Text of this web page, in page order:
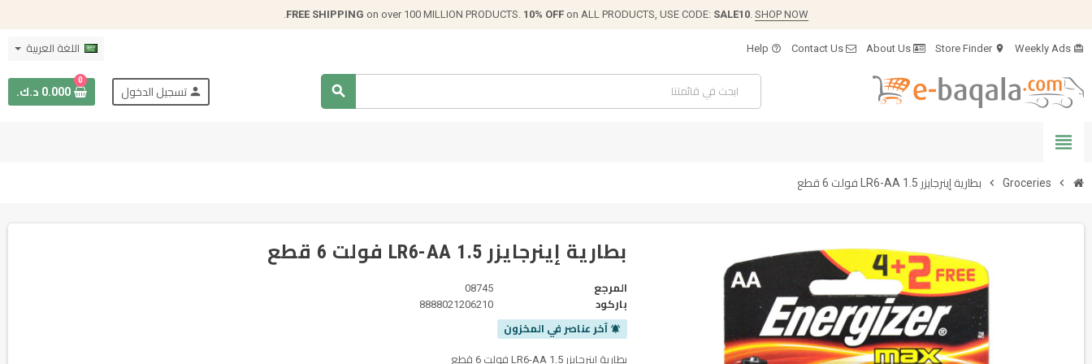
FREE SHIPPING on over 100 MILLION PRODUCTS. 10% OFF on ALL PRODUCTS, USE CODE: SALE10. SHOP NOW
.
card_giftcard
location_on
Store Finder
help_outline اللغة العربية
search
person تسجيل الدخول
0
0.000 د.ك.
view_headline
chevron_right
Groceries
chevron_right بطارية إينرجايزر LR6-AA 1.5 فولت 6 قطع
بطارية إينرجايزر LR6-AA 1.5 فولت 6 قطع
المرجع
08745
باركود
8888021206210
notifications_active آخر عناصر في المخزون
بطارية إينرجايزر LR6-AA 1.5 فولت 6 قطع